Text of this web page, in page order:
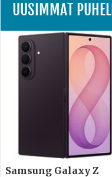
UUSIMMAT
Samsung Galaxy Z